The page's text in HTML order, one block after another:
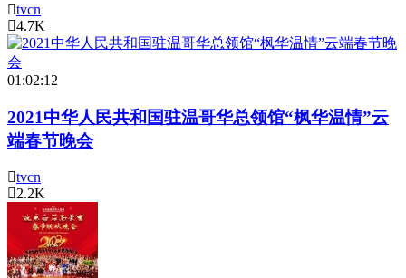
tvcn
4.7K
01:02:12
2021中华人民共和国驻温哥华总领馆“枫华温情”云
端春节晚会
tvcn
2.2K